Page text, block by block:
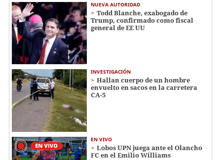
NUEVA AUTORIDAD
Todd Blanche, exabogado de
Trump, confirmado como fiscal
general de EE UU
INVESTIGACIÓN
Hallan cuerpo de un hombre
envuelto en sacos en la carretera
CA-5
EN VIVO
Lobos UPN juega ante el Olancho
FC en el Emilio Williams